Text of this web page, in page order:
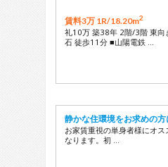
賃料3万 1R/18.20m2
礼10万 築38年 2階/3階 東向
石 徒歩11分 ■山陽電鉄 …
静かな住環境をお求めの
お家賃重視の単身者様にオ
なります。初 …